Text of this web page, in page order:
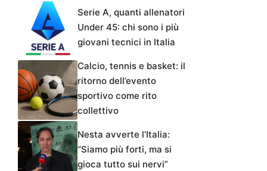
Serie A, quanti allenatori
Under 45: chi sono i più
giovani tecnici in Italia
Calcio, tennis e basket: il
ritorno dell’evento
sportivo come rito
collettivo
Nesta avverte l’Italia:
“Siamo più forti, ma si
gioca tutto sui nervi”